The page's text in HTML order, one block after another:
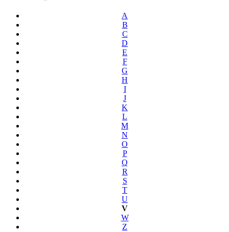
A
B
C
D
E
F
G
H
I
J
K
L
M
N
O
P
Q
R
S
T
U
V
W
Z